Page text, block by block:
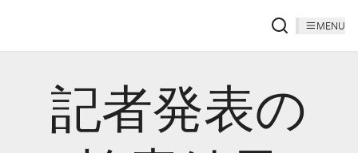
MENU
記者発表の